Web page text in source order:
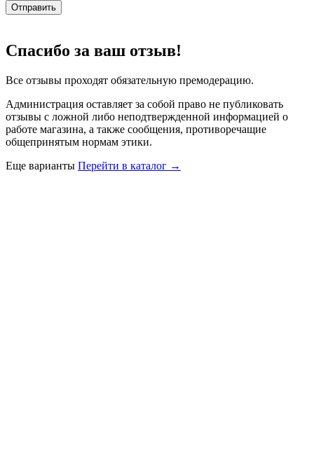
Отправить
Спасибо за ваш отзыв!
Все отзывы проходят обязательную премодерацию.
Администрация оставляет за собой право не публиковать
отзывы с ложной либо неподтвержденной информацией о
работе магазина, а также сообщения, противоречащие
общепринятым нормам этики.
Еще варианты Перейти в каталог →